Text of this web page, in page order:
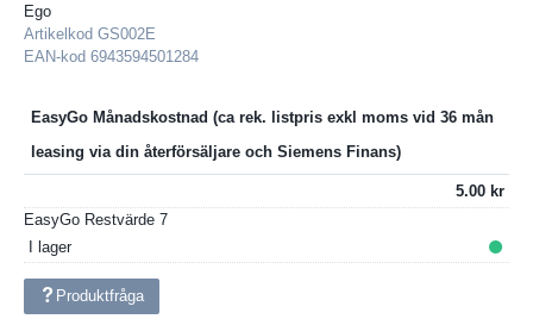
Ego
Artikelkod GS002E
EAN-kod 6943594501284
EasyGo Månadskostnad
5.00
EasyGo Restvärde 7
I lager
Produktfråga